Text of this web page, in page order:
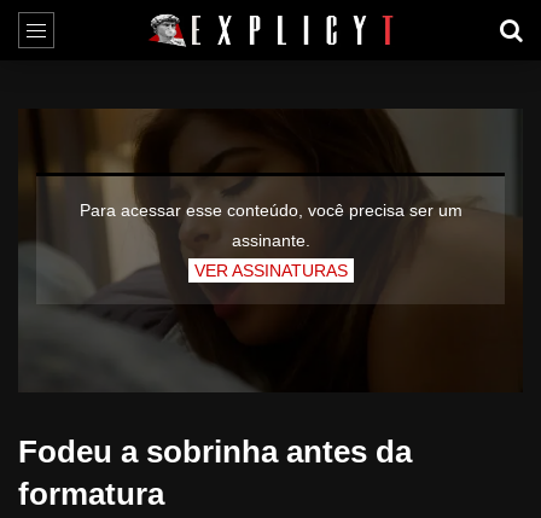
Para acessar esse conteúdo, você precisa ser um
assinante.
VER ASSINATURAS
Fodeu a sobrinha antes da
formatura